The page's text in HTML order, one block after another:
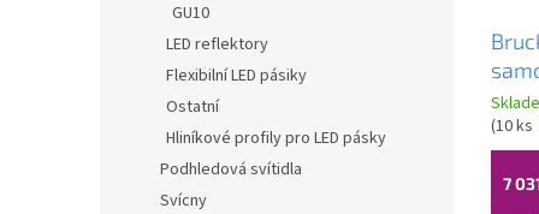
GU10
LED reflektory
Flexibilní LED pásiky
Ostatní
Hliníkové profily pro LED pásky
Podhledová svítidla
Svícny
(10 ks
7